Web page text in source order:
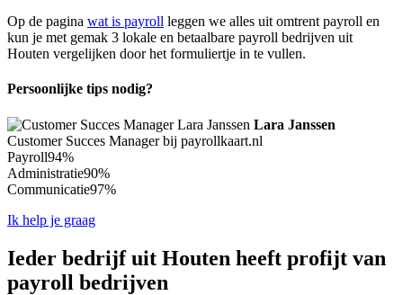
Op de pagina wat is payroll leggen we alles uit omtrent payroll en
kun je met gemak 3 lokale en betaalbare payroll bedrijven uit
Houten vergelijken door het formuliertje in te vullen.
Persoonlijke tips nodig?
Lara Janssen
Customer Succes Manager bij payrollkaart.nl
Payroll94%
Administratie90%
Communicatie97%
Ik help je graag
Ieder bedrijf uit Houten heeft profijt van
payroll bedrijven